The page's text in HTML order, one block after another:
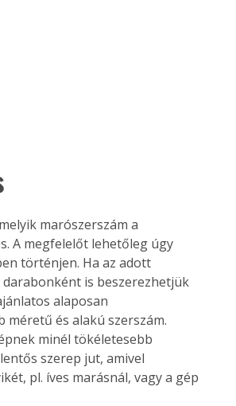
A megfelelőt lehetőleg úgy
történjen. Ha az adott
is beszerezhetjük
alaposan
és alakú szerszám.
minél tökéletesebb
szerep jut, amivel
pl. íves marásnál, vagy a gép